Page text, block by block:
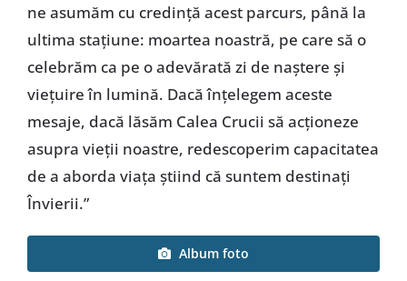
ne asumăm cu credință acest parcurs, până la
ultima stațiune: moartea noastră, pe care să o
celebrăm ca pe o adevărată zi de naștere și
viețuire în lumină. Dacă înțelegem aceste
mesaje, dacă lăsăm Calea Crucii să acționeze
asupra vieții noastre, redescoperim capacitatea
de a aborda viața știind că suntem destinați
Învierii.”
Album foto